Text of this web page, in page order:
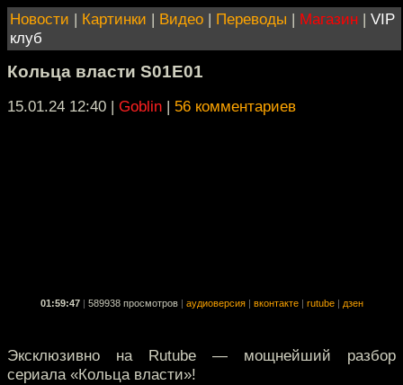
Новости | Картинки | Видео | Переводы | Магазин | VIP
клуб
Кольца власти S01E01
15.01.24 12:40 | Goblin | 56 комментариев
01:59:47 589938 просмотров аудиоверсия вконтакте rutube дзен
Эксклюзивно на Rutube — мощнейший разбор
сериала «Кольца власти»!